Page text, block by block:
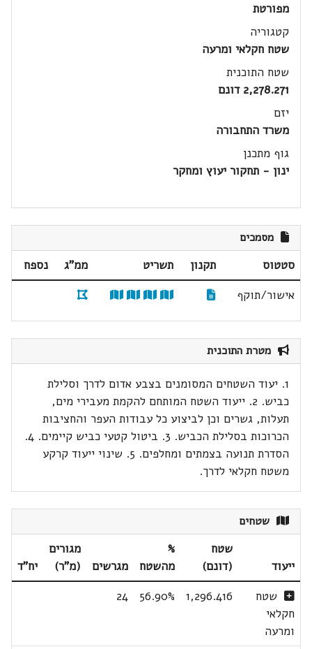
מפורטת
קטגוריה
שטח חקלאי ומרעה
שטח התוכנית
2,278.271 דונם
יזם
משרד התחבורה
גוף מתכנן
ינון - תחקור יעוץ ומחקר
מסמכים
סטטוס תקנון תשריט ממ"ג
נספח
אישור/תוקף
מטרת התוכנית
1. יעוד השטחים המסומנים בצבע אדום לדרך וסלילת
כביש. 2. ייעוד השטח המותחם להקמת מעבירי מים,
תעלות, גשרים וכן לביצוע כל עבודות העפר והחציבות
הכרוכות בסלילת הכביש. 3. ביטול קטעי כביש קיימים. 4.
הסדרת תנועה בצמתים ומחלפים. 5. שינוי ייעוד קרקע
משטח חקלאי לדרך.
שטחים
ייעוד
שטח
(דונם)
%
מהשטח
מגרשים
מגורים
(מ"ר)
יח"ד
שטח
חקלאי
ומרעה
1,296.416
56.90%
24